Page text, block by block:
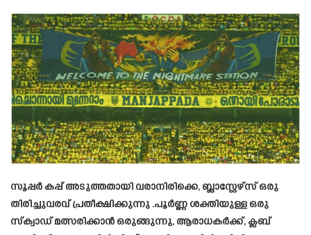
സൂപ്പർ കപ്പ് അടുത്തതായി വരാനിരിക്കെ, ബ്ലാസ്റ്റേഴ്‌സ് ഒരു
തിരിച്ചുവരവ് പ്രതീക്ഷിക്കുന്നു .പൂർണ്ണ ശക്തിയുള്ള ഒരു
സ്ക്വാഡ് മത്സരിക്കാൻ ഒരുങ്ങുന്നു, ആരാധകർക്ക്, ക്ലബ്